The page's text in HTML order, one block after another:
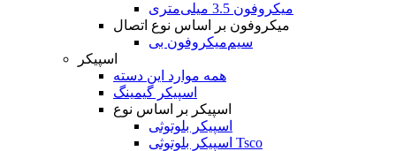
میکروفون 3.5 میلی‌متری
میکروفون بر اساس نوع اتصال
میکروفون بی‌‎سیم
اسپیکر
همه موارد این دسته
اسپیکر گیمینگ
اسپیکر بر اساس نوع
اسپیکر بلوتوثی
اسپیکر بلوتوثی Tsco